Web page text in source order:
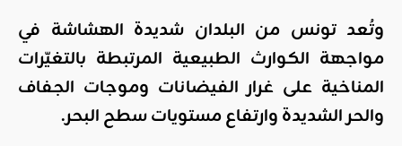
وتُعد تونس من البلدان شديدة الهشاشة في
مواجهة الكوارث الطبيعية المرتبطة بالتغيّرات
المناخية على غرار الفيضانات وموجات الجفاف
والحر الشديدة وارتفاع مستويات سطح البحر.